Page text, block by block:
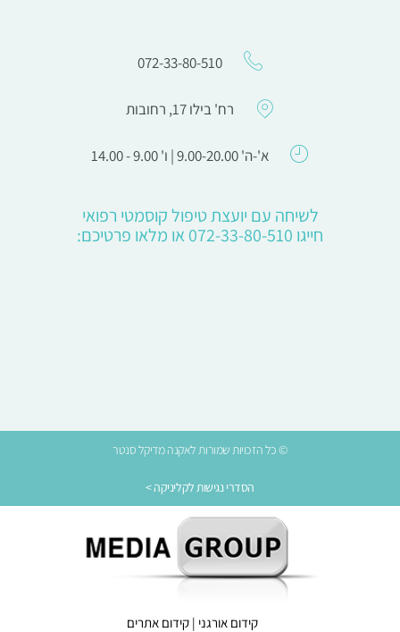
072-33-80-510
רח' בילו 17, רחובות
א'-ה' 9.00-20.00 | ו' 9.00 - 14.00
לשיחה עם יועצת טיפול קוסמטי רפואי
חייגו 072-33-80-510 או מלאו פרטיכם:
© כל הזכויות שמורות לאקנה מדיקל סנטר
הסדרי נגישות לקליניקה >
קידום אורגני |קידום אתרים